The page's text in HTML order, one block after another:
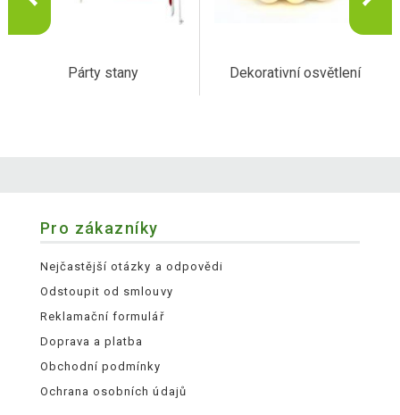
Párty stany Dekorativní osvětlení
Pro zákazníky
Nejčastější otázky a odpovědi
Odstoupit od smlouvy
Reklamační formulář
Doprava a platba
Obchodní podmínky
Ochrana osobních údajů